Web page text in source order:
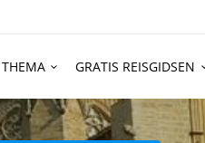
THEMA GRATIS REISGIDSEN